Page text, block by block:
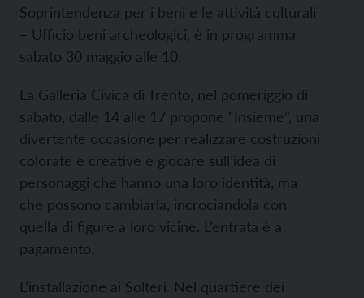
Soprintendenza per i beni e le attività culturali
– Ufficio beni archeologici, è in programma
sabato 30 maggio alle 10.
La Galleria Civica di Trento, nel pomeriggio di
sabato, dalle 14 alle 17 propone “Insieme”, una
divertente occasione per realizzare costruzioni
colorate e creative e giocare sull’idea di
personaggi che hanno una loro identità, ma
che possono cambiarla, incrociandola con
quella di figure a loro vicine. L’entrata è a
pagamento.
L’installazione ai Solteri. Nel quartiere dei